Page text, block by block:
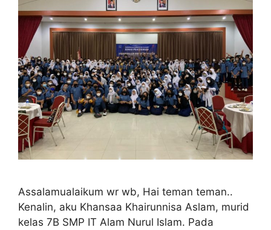
Assalamualaikum wr wb, Hai teman teman..
Kenalin, aku Khansaa Khairunnisa Aslam, murid
kelas 7B SMP IT Alam Nurul Islam. Pada